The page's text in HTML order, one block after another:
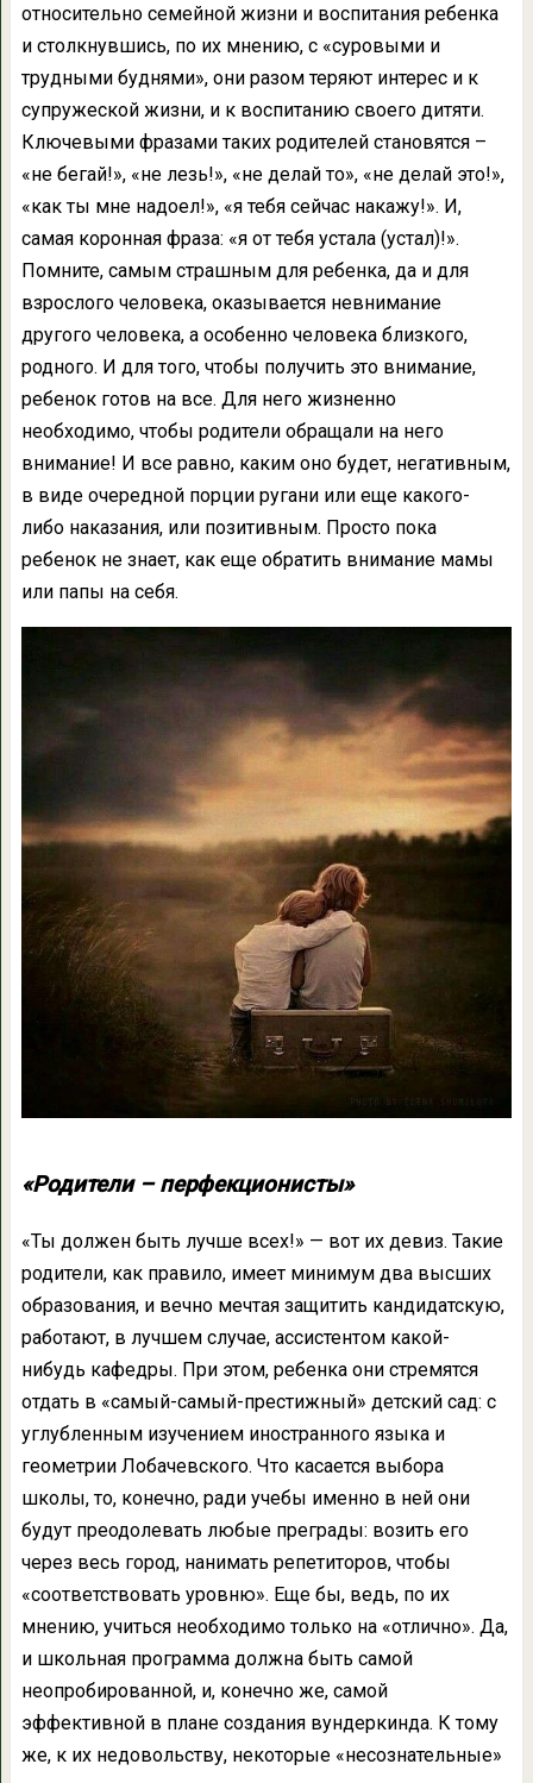
относительно семейной жизни и воспитания ребенка
и столкнувшись, по их мнению, с «суровыми и
трудными буднями», они разом теряют интерес и к
супружеской жизни, и к воспитанию своего дитяти.
Ключевыми фразами таких родителей становятся –
«не бегай!», «не лезь!», «не делай то», «не делай это!»,
«как ты мне надоел!», «я тебя сейчас накажу!». И,
самая коронная фраза: «я от тебя устала (устал)!».
Помните, самым страшным для ребенка, да и для
взрослого человека, оказывается невнимание
другого человека, а особенно человека близкого,
родного. И для того, чтобы получить это внимание,
ребенок готов на все. Для него жизненно
необходимо, чтобы родители обращали на него
внимание! И все равно, каким оно будет, негативным,
в виде очередной порции ругани или еще какого-
либо наказания, или позитивным. Просто пока
ребенок не знает, как еще обратить внимание мамы
или папы на себя.
«Родители – перфекционисты»
«Ты должен быть лучше всех!» — вот их девиз. Такие
родители, как правило, имеет минимум два высших
образования, и вечно мечтая защитить кандидатскую,
работают, в лучшем случае, ассистентом какой-
нибудь кафедры. При этом, ребенка они стремятся
отдать в «самый-самый-престижный» детский сад: с
углубленным изучением иностранного языка и
геометрии Лобачевского. Что касается выбора
школы, то, конечно, ради учебы именно в ней они
будут преодолевать любые преграды: возить его
через весь город, нанимать репетиторов, чтобы
«соответствовать уровню». Еще бы, ведь, по их
мнению, учиться необходимо только на «отлично». Да,
и школьная программа должна быть самой
неопробированной, и, конечно же, самой
эффективной в плане создания вундеркинда. К тому
же, к их недовольству, некоторые «несознательные»